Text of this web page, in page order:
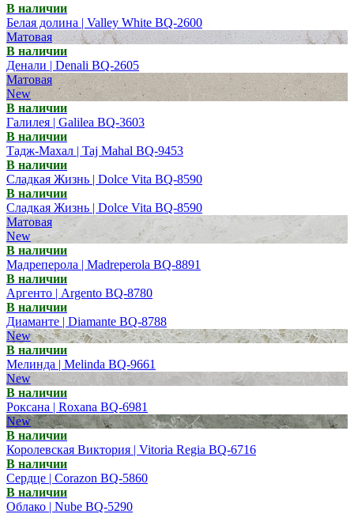
В наличии
Белая долина | Valley White BQ-2600
Матовая
В наличии
Денали | Denali BQ-2605
Матовая
New
В наличии
Галилея | Galilea BQ-3603
В наличии
Тадж-Махал | Taj Mahal BQ-9453
В наличии
Сладкая Жизнь | Dolce Vita BQ-8590
В наличии
Сладкая Жизнь | Dolce Vita BQ-8590
Матовая
New
В наличии
Мадреперола | Madreperola BQ-8891
В наличии
Аргенто | Argento BQ-8780
В наличии
Диаманте | Diamante BQ-8788
New
В наличии
Мелинда | Melinda BQ-9661
New
В наличии
Роксана | Roxana BQ-6981
New
В наличии
Королевская Виктория | Vitoria Regia BQ-6716
В наличии
Сердце | Corazon BQ-5860
В наличии
Облако | Nube BQ-5290